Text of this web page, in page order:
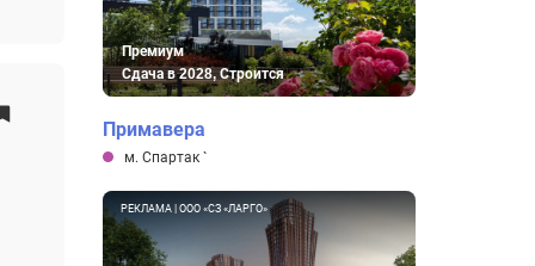
Премиум
Сдача в 2028, Строится
Примавера
м. Спартак `
РЕКЛАМА | ООО «СЗ «ЛАРГО»